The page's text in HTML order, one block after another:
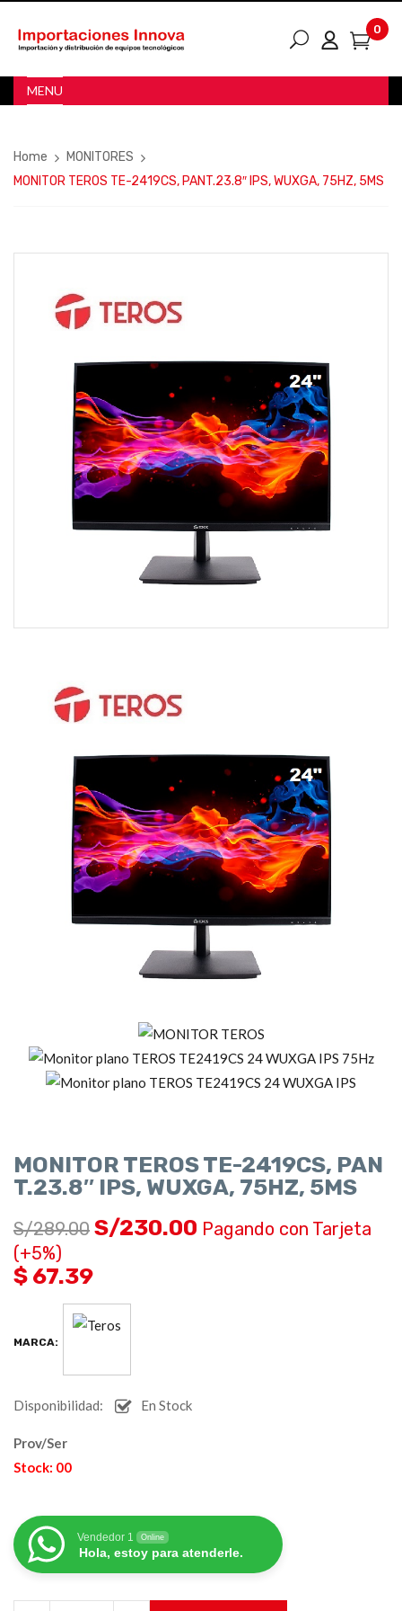
0
MENU
Home
MONITORES
MONITOR TEROS TE-2419CS, PANT.23.8″ IPS, WUXGA, 75HZ, 5MS
MONITOR TEROS TE-2419CS, PAN
T.23.8″ IPS, WUXGA, 75HZ, 5MS
S/289.00 S/230.00 Pagando con Tarjeta
(+5%)
$ 67.39
MARCA:
Disponibilidad: En Stock
Prov/Ser
Stock: 00
Vendedor 1 Online
Hola, estoy para atenderle.